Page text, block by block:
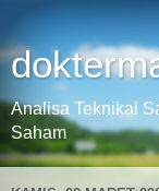
Analisa Teknikal
Saham